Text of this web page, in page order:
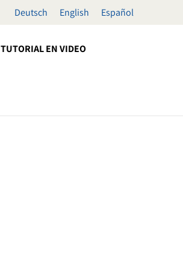
Deutsch English Español
TUTORIAL EN VIDEO